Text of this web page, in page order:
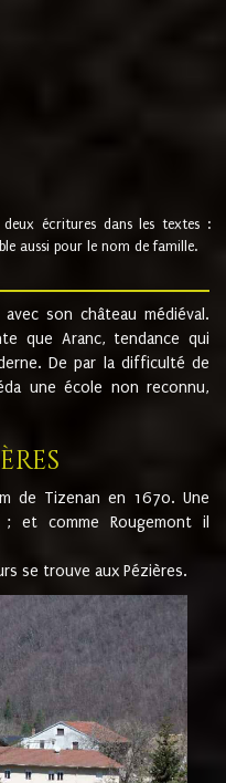
écritures dans les textes :
aussi pour le nom de famille.
son château médiéval.
que Aranc, tendance qui
De par la difficulté de
une école non reconnu,
de Tizenan en 1670. Une
et comme Rougemont il
se trouve aux Pézières.